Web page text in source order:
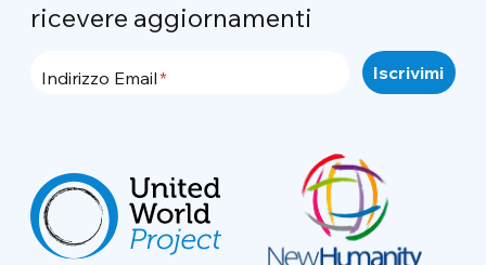
ricevere aggiornamenti
Indirizzo Email